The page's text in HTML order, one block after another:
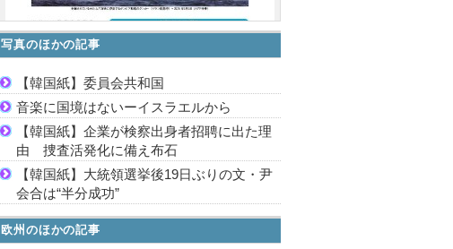
写真のほかの記事
【韓国紙】委員会共和国
音楽に国境はないーイスラエルから
【韓国紙】企業が検察出身者招聘に出た理
由 捜査活発化に備え布石
【韓国紙】大統領選挙後19日ぶりの文・尹
会合は“半分成功”
欧州のほかの記事